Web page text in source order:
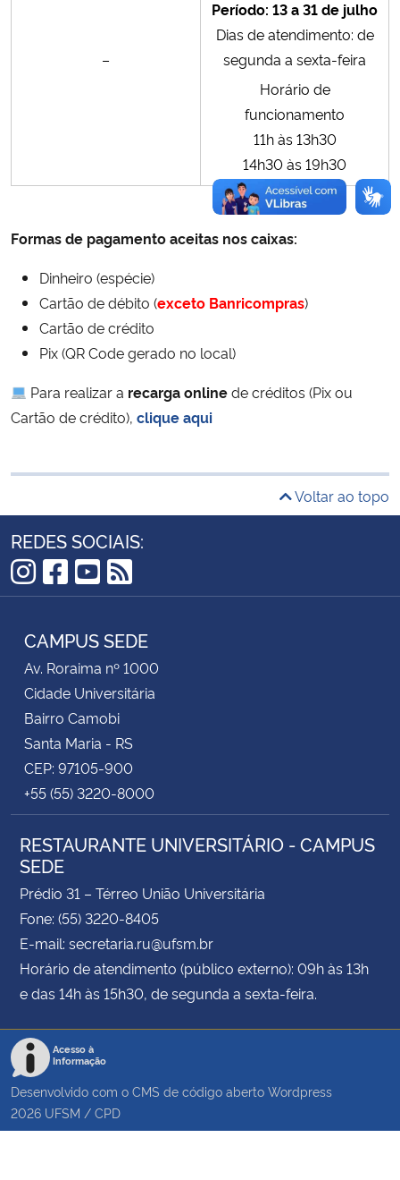
Secretaria de Governo
–
Período: 13 a 31 de julho
Dias de atendimento: de
segunda a sexta-feira
Horário de
funcionamento
11h às 13h30
14h30 às 19h30
Formas de pagamento aceitas nos caixas:
Dinheiro (espécie)
Cartão de débito (exceto Banricompras)
Cartão de crédito
Pix (QR Code gerado no local)
Para realizar a recarga onlinede créditos (Pix ou
Cartão de crédito), clique aqui
Voltar ao topo
REDES SOCIAIS:
Instagram
Facebook
YouTube
RSS
CAMPUS SEDE
Av. Roraima nº 1000
Cidade Universitária
Bairro Camobi
Santa Maria - RS
CEP: 97105-900
+55 (55) 3220-8000
RESTAURANTE UNIVERSITÁRIO - CAMPUS
SEDE
Prédio 31 – Térreo União Universitária
Fone: (55) 3220-8405
E-mail: secretaria.ru@ufsm.br
Horário de atendimento (público externo): 09h às 13h
e das 14h às 15h30, de segunda a sexta-feira.
Acesso à
Informação
Desenvolvido com o CMS de código aberto Wordpress
2026 UFSM / CPD